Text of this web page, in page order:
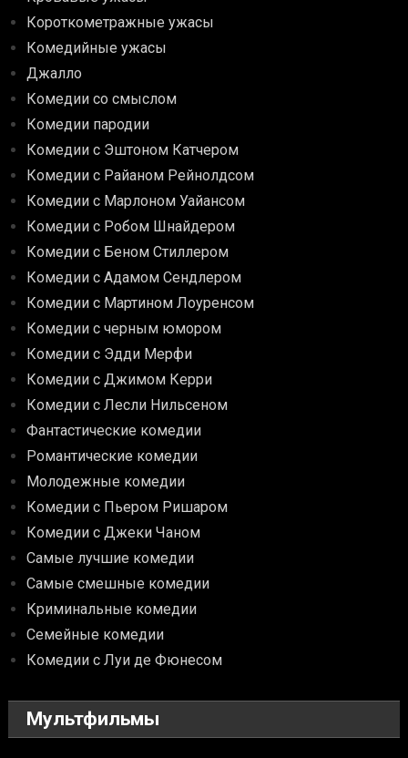
Короткометражные ужасы
Комедийные ужасы
Джалло
Комедии со смыслом
Комедии пародии
Комедии с Эштоном Катчером
Комедии с Райаном Рейнолдсом
Комедии с Марлоном Уайансом
Комедии с Робом Шнайдером
Комедии с Беном Стиллером
Комедии с Адамом Сендлером
Комедии с Мартином Лоуренсом
Комедии с черным юмором
Комедии с Эдди Мерфи
Комедии с Джимом Керри
Комедии с Лесли Нильсеном
Фантастические комедии
Романтические комедии
Молодежные комедии
Комедии с Пьером Ришаром
Комедии с Джеки Чаном
Самые лучшие комедии
Самые смешные комедии
Криминальные комедии
Семейные комедии
Комедии с Луи де Фюнесом
Мультфильмы